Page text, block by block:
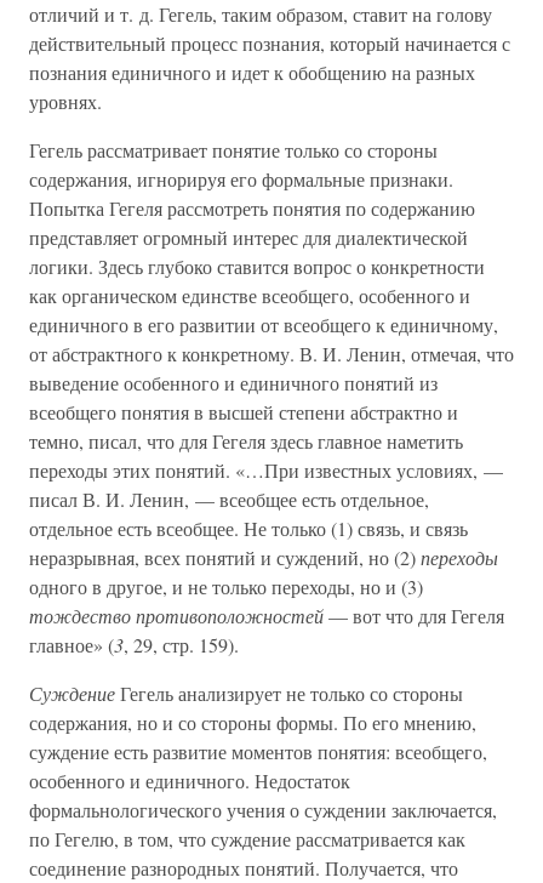
отличий и т. д. Гегель, таким образом, ставит на голову
действительный процесс познания, который начинается с
познания единичного и идет к обобщению на разных
уровнях.
Гегель рассматривает понятие только со стороны
содержания, игнорируя его формальные признаки.
Попытка Гегеля рассмотреть понятия по содержанию
представляет огромный интерес для диалектической
логики. Здесь глубоко ставится вопрос о конкретности
как органическом единстве всеобщего, особенного и
единичного в его развитии от всеобщего к единичному,
от абстрактного к конкретному. В. И. Ленин, отмечая, что
выведение особенного и единичного понятий из
всеобщего понятия в высшей степени абстрактно и
темно, писал, что для Гегеля здесь главное наметить
переходы этих понятий. «…При известных условиях, —
писал В. И. Ленин, — всеобщее есть отдельное,
отдельное есть всеобщее. Не только (1) связь, и связь
неразрывная, всех понятий и суждений, но (2)переходы
одного в другое, и не только переходы, но и (3)
тождество противоположностей— вот что для Гегеля
главное» (3, 29, стр. 159).
СуждениеГегель анализирует не только со стороны
содержания, но и со стороны формы. По его мнению,
суждение есть развитие моментов понятия: всеобщего,
особенного и единичного. Недостаток
формальнологического учения о суждении заключается,
по Гегелю, в том, что суждение рассматривается как
соединение разнородных понятий. Получается, что